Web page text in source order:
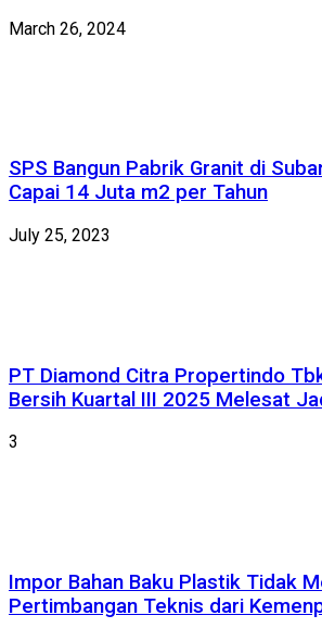
March 26, 2024
SPS Bangun Pabrik Granit di
Capai 14 Juta m2 per Tahun
July 25, 2023
PT Diamond Citra Propertindo
Bersih Kuartal III 2025 Melesat
3
Impor Bahan Baku Plastik Tidak
Pertimbangan Teknis dari